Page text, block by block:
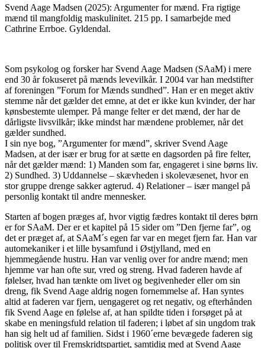
som
skolen
Svend Aage Madsen (2025): Argumenter for mænd. Fra rigtige
mænd til mangfoldig maskulinitet. 215 pp. I samarbejde med
Cathrine Errboe. Gyldendal.
Som psykolog og forsker har Svend Aage Madsen (SAaM) i mere
end 30 år fokuseret på mænds levevilkår. I 2004 var han medstifter
af foreningen ”Forum for Mænds sundhed”. Han er en meget aktiv
stemme når det gælder det emne, at det er ikke kun kvinder, der har
kønsbestemte ulemper. På mange felter er det mænd, der har de
dårligste livsvilkår; ikke mindst har mændene problemer, når det
gælder sundhed.
I sin nye bog, ”Argumenter for mænd”, skriver Svend Aage
Madsen, at der især er brug for at sætte en dagsorden på fire felter,
når det gælder mænd: 1) Manden som far, engageret i sine børns liv.
2) Sundhed. 3) Uddannelse – skævheden i skolevæsenet, hvor en
stor gruppe drenge sakker agterud. 4) Relationer – især mangel på
personlig kontakt til andre mennesker.
Starten af bogen præges af, hvor vigtig fædres kontakt til deres børn
er for SAaM. Der er et kapitel på 15 sider om ”Den fjerne far”, og
det er præget af, at SAaM´s egen far var en meget fjern far. Han var
automekaniker i et lille bysamfund i Østjylland, med en
hjemmegående hustru. Han var venlig over for andre mænd; men
hjemme var han ofte sur, vred og streng. Hvad faderen havde af
følelser, hvad han tænkte om livet og begivenheder eller om sin
dreng, fik Svend Aage aldrig nogen fornemmelse af. Han syntes
altid at faderen var fjern, uengageret og ret negativ, og efterhånden
fik Svend Aage en følelse af, at han spildte tiden i forsøget på at
skabe en meningsfuld relation til faderen; i løbet af sin ungdom trak
han sig helt ud af familien. Sidst i 1960´erne bevægede faderen sig
politisk over til Fremskridtspartiet, samtidig med at Svend Aage